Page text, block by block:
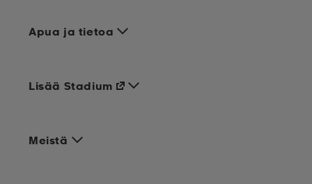
Apua ja tietoa
Meistä
Lisää Stadium